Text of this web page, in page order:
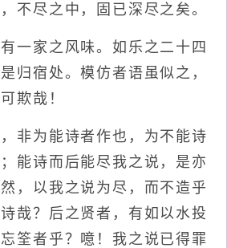
不尽之中，固已深尽之矣。
家之风味。如乐之二十四
归宿处。模仿者语虽似之，
欺哉！
为能诗者作也，为不能诗
能诗而后能尽我之说，是亦
，以我之说为尽，而不造乎
哉？后之贤者，有如以水投
筌者乎？噫！我之说已得罪